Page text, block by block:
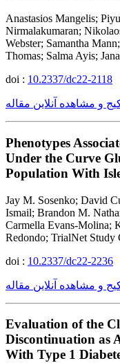
Anastasios Mangelis;
Nirmalakumaran;
Webster; Samantha
Thomas; Salma Ayis;
doi : 10.2337/dc22-2118
و مشاهده آنلاین مقاله
Phenotypes
Under the Curve
Population With
Jay M. Sosenko; David
Ismail; Brandon M.
Carmella Evans-Molina;
Redondo; TrialNet Study
doi : 10.2337/dc22-2236
و مشاهده آنلاین مقاله
Evaluation of the
Discontinuation as
With Type 1